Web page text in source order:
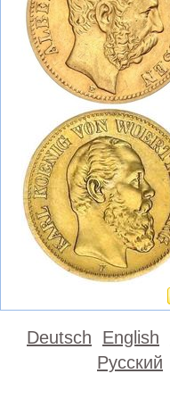
Deutsch English
Русский